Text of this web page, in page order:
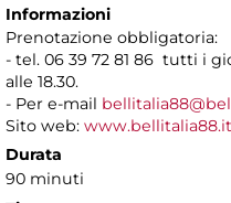
Informazioni
Prenotazione obbligatoria:
- tel. 06 39 72 81 86 tutti i
alle 18.30.
- Per e-mail
Sito web: www.bellitalia88.it
Durata
90 minuti